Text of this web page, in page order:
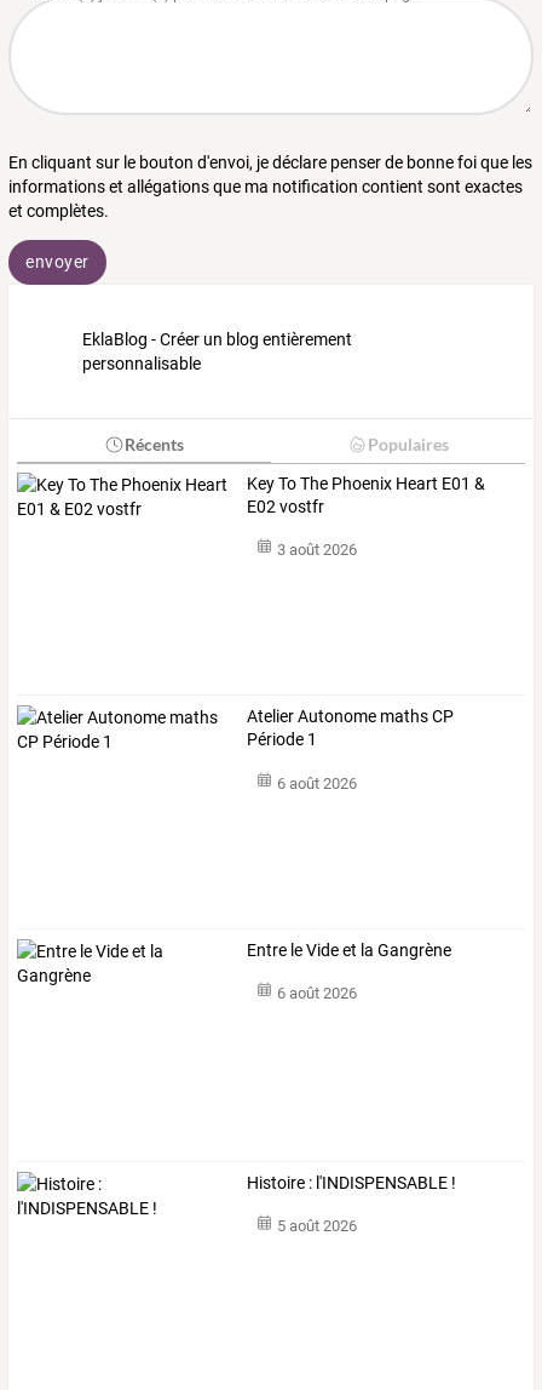
En cliquant sur le bouton d'envoi, je déclare penser de bonne foi que les
informations et allégations que ma notification contient sont exactes
et complètes.
envoyer
EklaBlog - Créer un blog entièrement
personnalisable
Récents Populaires
Key To The Phoenix Heart E01 &
E02 vostfr
3 août 2026
Atelier Autonome maths CP
Période 1
6 août 2026
Entre le Vide et la Gangrène
6 août 2026
Histoire : l'INDISPENSABLE !
5 août 2026